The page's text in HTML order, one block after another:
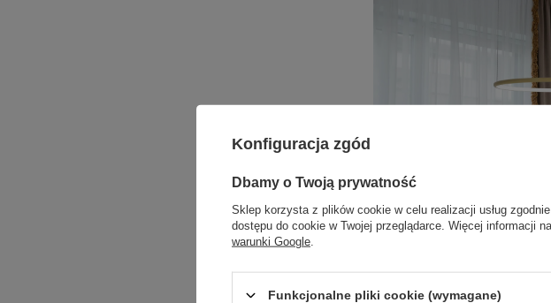
Konfiguracja zgód
Dbamy o Twoją prywatność
Sklep korzysta z plików cookie w celu realizacji usług
dostępu do cookie w Twojej przeglądarce. Więcej informacji
warunki Google
Funkcjonalne pliki cookie (wymagane)